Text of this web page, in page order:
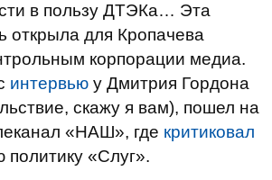
в пользу ДТЭКа… Эта
открыла для Кропачева
корпорации медиа.
интервью у Дмитрия Гордона
скажу я вам), пошел на
«НАШ», где критиковал
политику «Слуг».